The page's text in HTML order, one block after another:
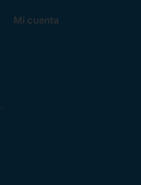
Mi cuenta